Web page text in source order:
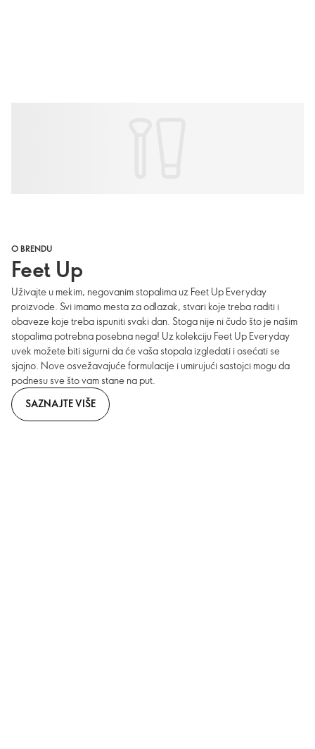
O BRENDU
Feet Up
Uživajte u mekim, negovanim stopalima uz Feet Up Everyday
proizvode. Svi imamo mesta za odlazak, stvari koje treba raditi i
obaveze koje treba ispuniti svaki dan. Stoga nije ni čudo što je našim
stopalima potrebna posebna nega! Uz kolekciju Feet Up Everyday
uvek možete biti sigurni da će vaša stopala izgledati i osećati se
sjajno. Nove osvežavajuće formulacije i umirujući sastojci mogu da
podnesu sve što vam stane na put.
SAZNAJTE VIŠE